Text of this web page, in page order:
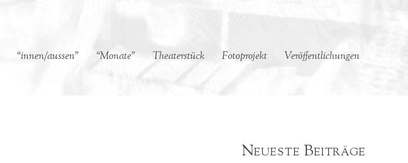
“innen/aussen” “Monate” Theaterstück Fotoprojekt Veröffentlichungen
Neueste Beiträge